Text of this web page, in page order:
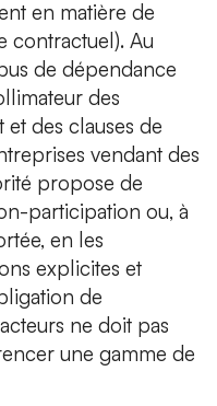
en matière de
contractuel). Au
de dépendance
des
des clauses de
vendant des
propose de
participation ou, à
en les
explicites et
de
ne doit pas
une gamme de